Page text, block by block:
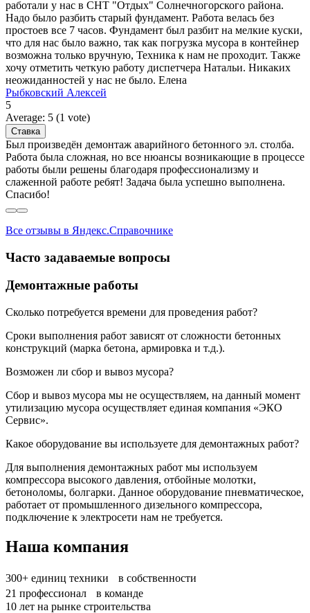
работали у нас в СНТ "Отдых" Солнечногорского района.
Надо было разбить старый фундамент. Работа велась без
простоев все 7 часов. Фундамент был разбит на мелкие куски,
что для нас было важно, так как погрузка мусора в контейнер
возможна только вручную, Техника к нам не проходит. Также
хочу отметить четкую работу диспетчера Натальи. Никаких
неожиданностей у нас не было. Елена
Рыбковский Алексей
5
Average: 5 (1 vote)
Был произведён демонтаж аварийного бетонного эл. столба.
Работа была сложная, но все нюансы возникающие в процессе
работы были решены благодаря профессионализму и
слаженной работе ребят! Задача была успешно выполнена.
Спасибо!
Все отзывы в Яндекс.Справочнике
Часто задаваемые вопросы
Демонтажные работы
Сколько потребуется времени для проведения работ?
Сроки выполнения работ зависят от сложности бетонных
конструкций (марка бетона, армировка и т.д.).
Возможен ли сбор и вывоз мусора?
Сбор и вывоз мусора мы не осуществляем, на данный момент
утилизацию мусора осуществляет единая компания «ЭКО
Сервис».
Какое оборудование вы используете для демонтажных работ?
Для выполнения демонтажных работ мы используем
компрессора высокого давления, отбойные молотки,
бетоноломы, болгарки. Данное оборудование пневматическое,
работает от промышленного дизельного компрессора,
подключение к электросети нам не требуется.
Наша компания
300+ единиц техники в собственности
21 профессионал в команде
10 лет на рынке строительства